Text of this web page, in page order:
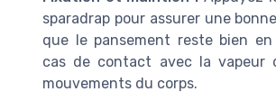
sparadrap pour assurer une
que le pansement reste bien en
cas de contact avec la vapeur
mouvements du corps.